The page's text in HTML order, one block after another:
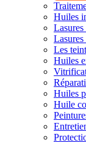
Huiles
Lasures
Les
Huiles
Huiles
Huile